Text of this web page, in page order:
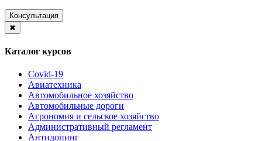
Консультация
✖
Каталог курсов
Covid-19
Авиатехника
Автомобильное хозяйство
Автомобильные дороги
Агрономия и сельское хозяйство
Административный регламент
Антидопинг